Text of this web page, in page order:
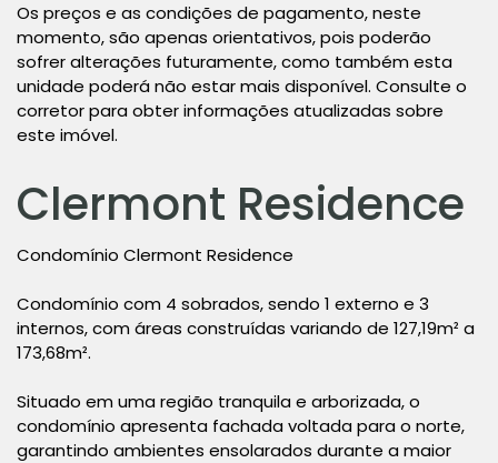
Os preços e as condições de pagamento, neste
momento, são apenas orientativos, pois poderão
sofrer alterações futuramente, como também esta
unidade poderá não estar mais disponível. Consulte o
corretor para obter informações atualizadas sobre
este imóvel.
Clermont Residence
Condomínio Clermont Residence
Condomínio com 4 sobrados, sendo 1 externo e 3
internos, com áreas construídas variando de 127,19m² a
173,68m².
Situado em uma região tranquila e arborizada, o
condomínio apresenta fachada voltada para o norte,
garantindo ambientes ensolarados durante a maior